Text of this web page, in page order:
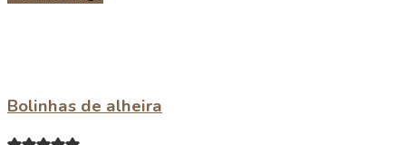
Bolinhas de alheira